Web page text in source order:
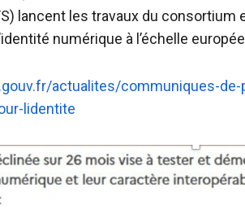
lancent les travaux du consortium
numérique à l’échelle
actualites/communiques-
lidentite